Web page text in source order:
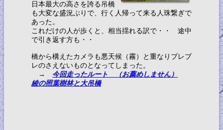
日本最大の高さを誇る吊橋
も大変な盛況ぶりで、行く人帰って来る人珠繋ぎで
あった。
これだけの人が歩くと、相当揺れる訳で・・ 途中
で引き返す方も・・
橋から構えたカメラも悪天候（霧）と重なりブレブ
レのさえないものとなってしまった。
→ 今回走ったルート （お薦めしません）
綾の照葉樹林と大吊橋